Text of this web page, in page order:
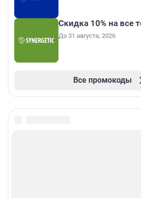
Скидка 10% на все
До 31 августа, 2026
Все промокоды